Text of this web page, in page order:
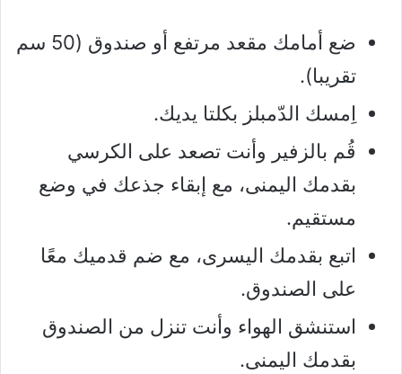
ضع أمامك مقعد مرتفع أو صندوق (50 سم
تقريبا).
اِمسك الدّمبلز بكلتا يديك.
قُم بالزفير وأنت تصعد على الكرسي
بقدمك اليمنى، مع إبقاء جذعك في وضع
مستقيم.
اتبع بقدمك اليسرى، مع ضم قدميك معًا
على الصندوق.
استنشق الهواء وأنت تنزل من الصندوق
بقدمك اليمنى.